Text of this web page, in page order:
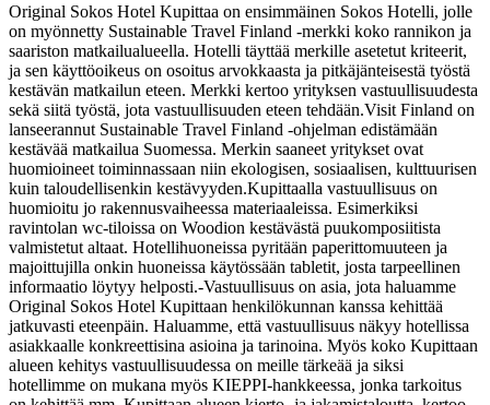
Original Sokos Hotel Kupittaa on ensimmäinen Sokos Hotelli, jolle
on myönnetty Sustainable Travel Finland -merkki koko rannikon ja
saariston matkailualueella. Hotelli täyttää merkille asetetut kriteerit,
ja sen käyttöoikeus on osoitus arvokkaasta ja pitkäjänteisestä työstä
kestävän matkailun eteen. Merkki kertoo yrityksen vastuullisuudesta
sekä siitä työstä, jota vastuullisuuden eteen tehdään.Visit Finland on
lanseerannut Sustainable Travel Finland -ohjelman edistämään
kestävää matkailua Suomessa. Merkin saaneet yritykset ovat
huomioineet toiminnassaan niin ekologisen, sosiaalisen, kulttuurisen
kuin taloudellisenkin kestävyyden.Kupittaalla vastuullisuus on
huomioitu jo rakennusvaiheessa materiaaleissa. Esimerkiksi
ravintolan wc-tiloissa on Woodion kestävästä puukomposiitista
valmistetut altaat. Hotellihuoneissa pyritään paperittomuuteen ja
majoittujilla onkin huoneissa käytössään tabletit, josta tarpeellinen
informaatio löytyy helposti.-Vastuullisuus on asia, jota haluamme
Original Sokos Hotel Kupittaan henkilökunnan kanssa kehittää
jatkuvasti eteenpäin. Haluamme, että vastuullisuus näkyy hotellissa
asiakkaalle konkreettisina asioina ja tarinoina. Myös koko Kupittaan
alueen kehitys vastuullisuudessa on meille tärkeää ja siksi
hotellimme on mukana myös KIEPPI-hankkeessa, jonka tarkoitus